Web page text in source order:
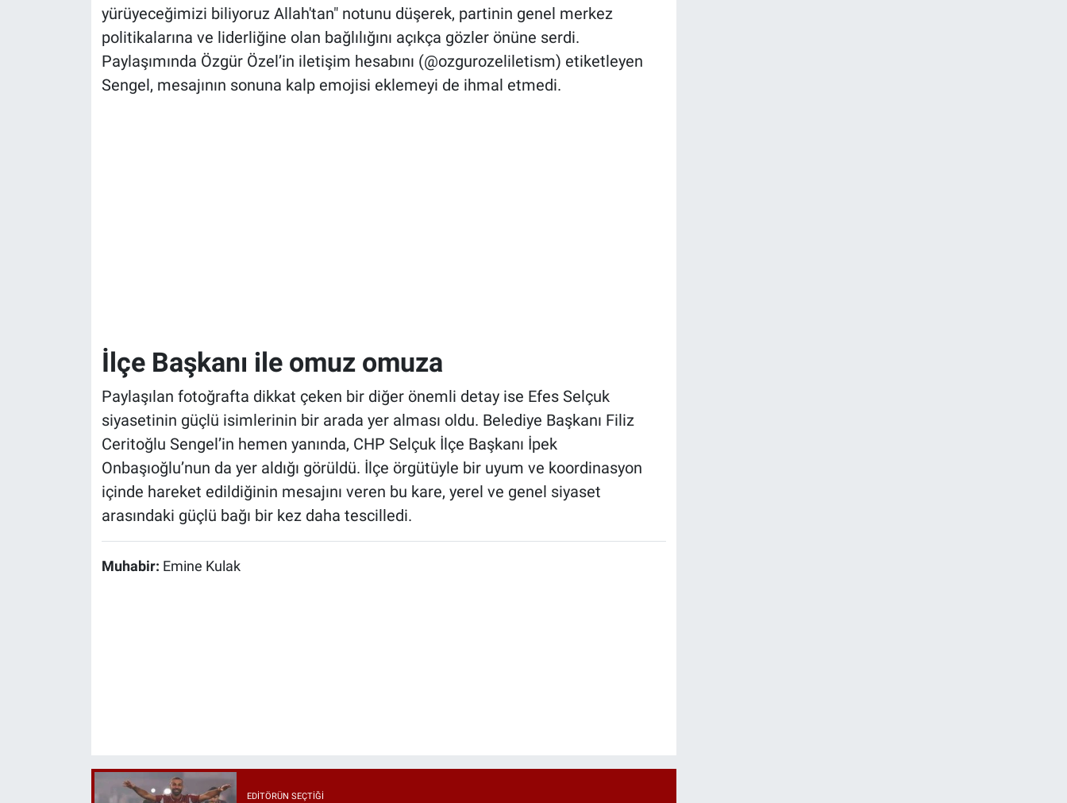
yürüyeceğimizi biliyoruz Allah'tan" notunu düşerek, partinin genel merkez
politikalarına ve liderliğine olan bağlılığını açıkça gözler önüne serdi.
Paylaşımında Özgür Özel’in iletişim hesabını (@ozgurozeliletism) etiketleyen
Sengel, mesajının sonuna kalp emojisi eklemeyi de ihmal etmedi.
İlçe Başkanı ile omuz omuza
Paylaşılan fotoğrafta dikkat çeken bir diğer önemli detay ise Efes Selçuk
siyasetinin güçlü isimlerinin bir arada yer alması oldu. Belediye Başkanı Filiz
Ceritoğlu Sengel’in hemen yanında, CHP Selçuk İlçe Başkanı İpek
Onbaşıoğlu’nun da yer aldığı görüldü. İlçe örgütüyle bir uyum ve koordinasyon
içinde hareket edildiğinin mesajını veren bu kare, yerel ve genel siyaset
arasındaki güçlü bağı bir kez daha tescilledi.
Muhabir: Emine Kulak
EDITÖRÜN SEÇTIĞI